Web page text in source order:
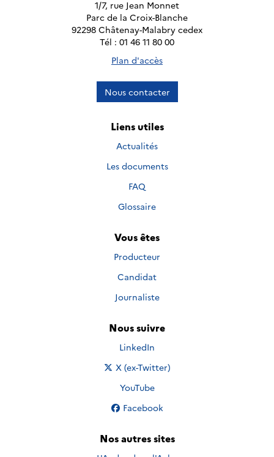
1/7, rue Jean Monnet
Parc de la Croix-Blanche
92298 Châtenay-Malabry cedex
Tél : 01 46 11 80 00
Plan d'accès
Nous contacter
Liens utiles
Actualités
Les documents
FAQ
Glossaire
Vous êtes
Producteur
Candidat
Journaliste
Nous suivre
Nous suivre sur
LinkedIn
Nous suivre sur
X (ex-Twitter)
Nous suivre sur
YouTube
Nous suivre sur
Facebook
Nos autres sites